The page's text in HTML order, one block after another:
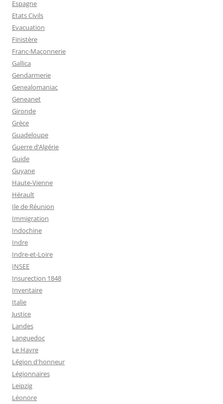
Espagne
Etats Civils
Evacuation
Finistère
Franc-Maçonnerie
Gallica
Gendarmerie
Genealomaniac
Geneanet
Gironde
Grèce
Guadeloupe
Guerre d’Algérie
Guide
Guyane
Haute-Vienne
Hérault
Ile de Réunion
Immigration
Indochine
Indre
Indre-et-Loire
INSEE
Insurection 1848
Inventaire
Italie
Justice
Landes
Languedoc
Le Havre
Légion d'honneur
Légionnaires
Leipzig
Léonore